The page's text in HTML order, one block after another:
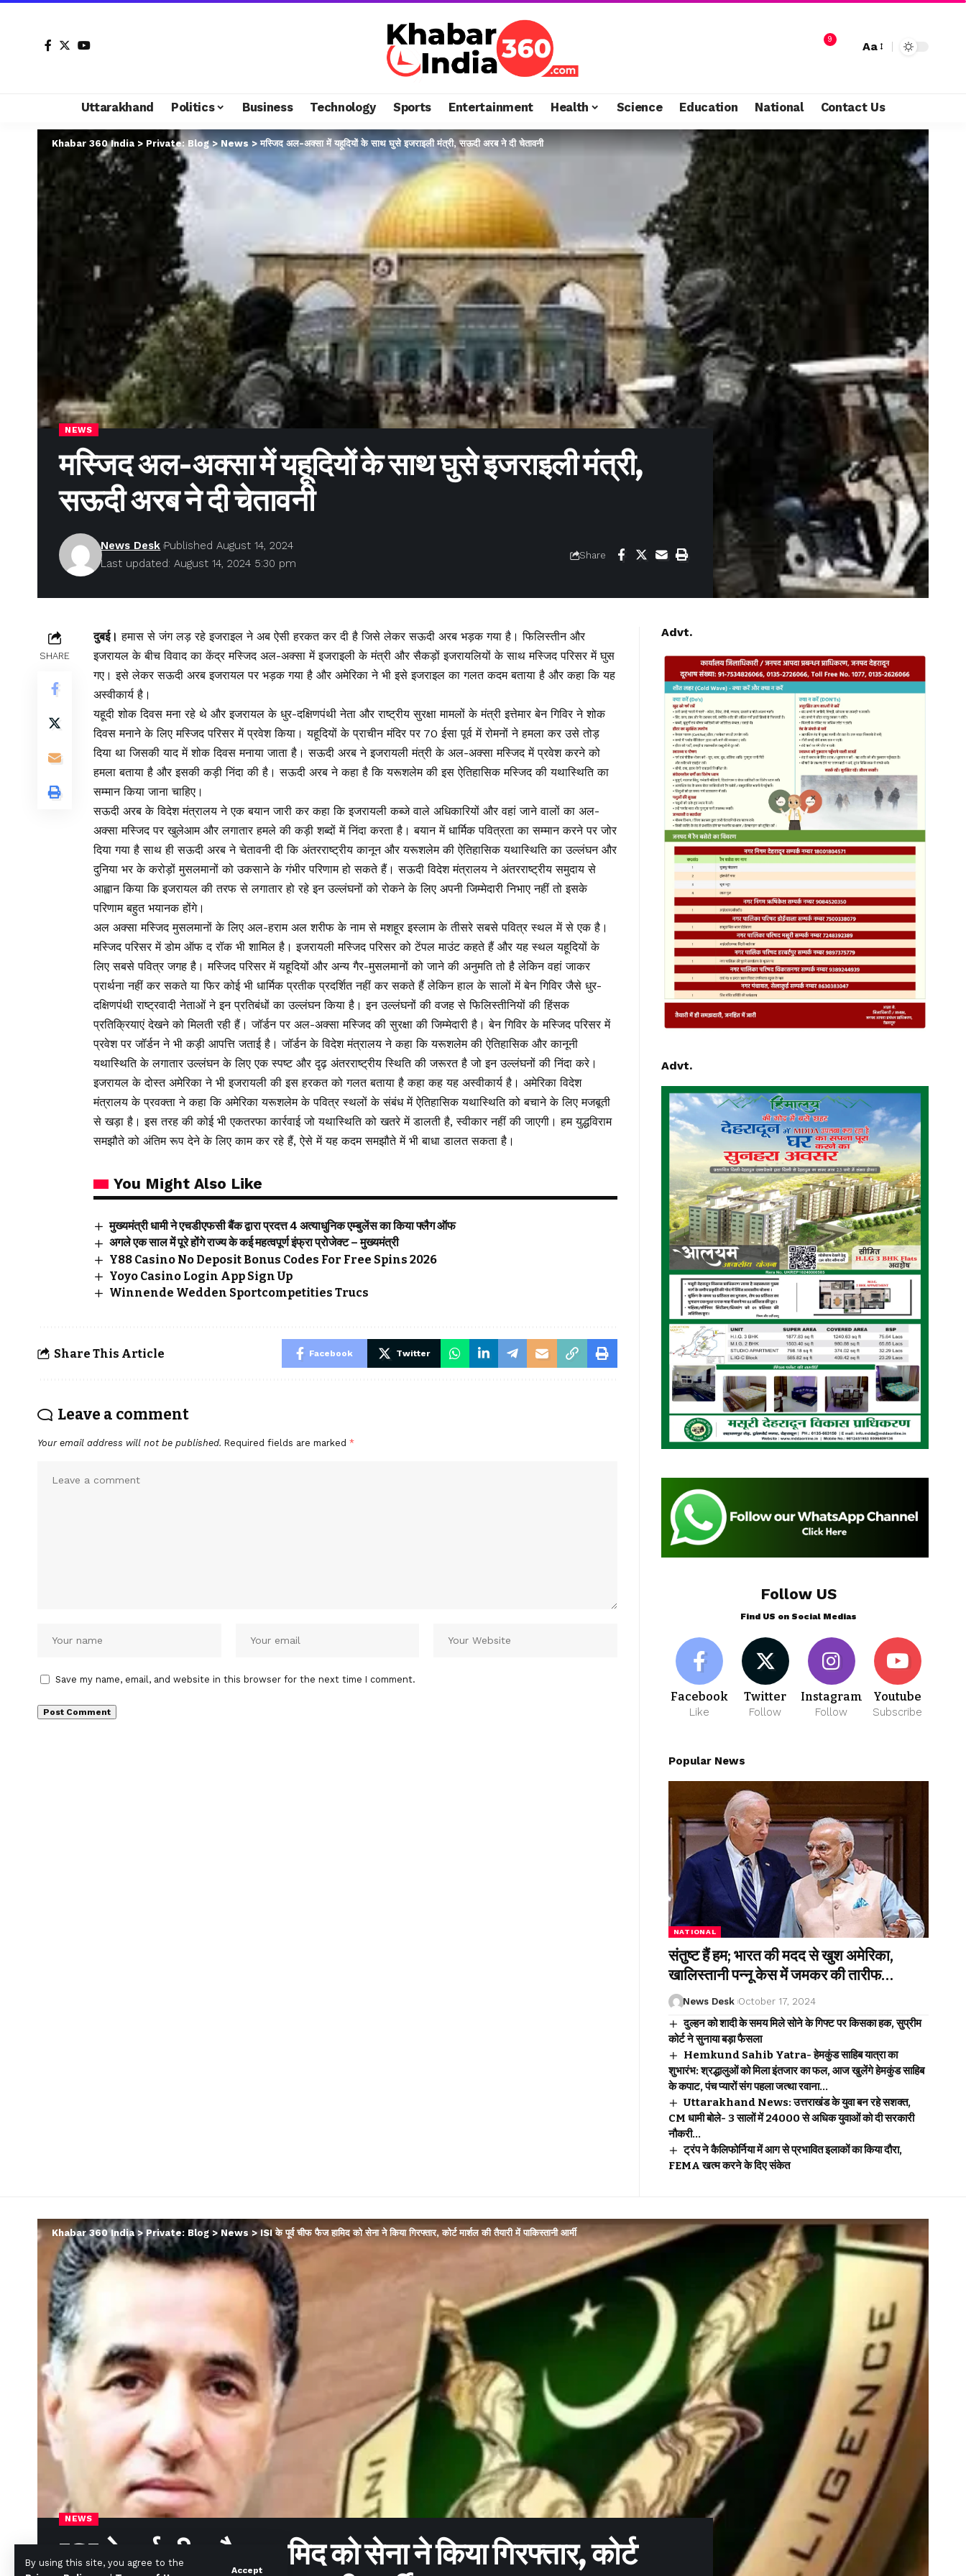
By using this site, you agree to the
Accept
9
Aa
Uttarakhand Politics Business Technology Sports Entertainment Health Science Education National Contact Us
Khabar 360 India > Private: Blog> News> मस्जिद अल-अक्सा में यहूदियों के साथ घुसे इजराइली मंत्री, सऊदी अरब ने दी चेतावनी
NEWS
मस्जिद अल-अक्सा में यहूदियों के साथ घुसे इजराइली मंत्री,
सऊदी अरब ने दी चेतावनी
Last updated: August 14, 2024 5:30 pm
News Desk Published August 14, 2024
Share
SHARE
दुबई।हमास से जंग लड़ रहे इजराइल ने अब ऐसी हरकत कर दी है जिसे लेकर सऊदी अरब भड़क गया है। फिलिस्तीन और
इजरायल के बीच विवाद का केंद्र मस्जिद अल-अक्सा में इजराइली के मंत्री और सैकड़ों इजरायलियों के साथ मस्जिद परिसर में घुस
गए। इसे लेकर सऊदी अरब इजरायल पर भड़क गया है और अमेरिका ने भी इसे इजराइल का गलत कदम बताया है और कहा कि यह
अस्वीकार्य है।
यहूदी शोक दिवस मना रहे थे और इजरायल के धुर-दक्षिणपंथी नेता और राष्ट्रीय सुरक्षा मामलों के मंत्री इत्तेमार बेन गिविर ने शोक
दिवस मनाने के लिए मस्जिद परिसर में प्रवेश किया। यहूदियों के प्राचीन मंदिर पर 70 ईसा पूर्व में रोमनों ने हमला कर उसे तोड़
दिया था जिसकी याद में शोक दिवस मनाया जाता है। सऊदी अरब ने इजरायली मंत्री के अल-अक्सा मस्जिद में प्रवेश करने को
हमला बताया है और इसकी कड़ी निंदा की है। सऊदी अरब ने कहा है कि यरूशलेम की इस ऐतिहासिक मस्जिद की यथास्थिति का
सम्मान किया जाना चाहिए।
सऊदी अरब के विदेश मंत्रालय ने एक बयान जारी कर कहा कि इजरायली कब्जे वाले अधिकारियों और वहां जाने वालों का अल-
अक्सा मस्जिद पर खुलेआम और लगातार हमले की कड़ी शब्दों में निंदा करता है। बयान में धार्मिक पवित्रता का सम्मान करने पर जोर
दिया गया है साथ ही सऊदी अरब ने चेतावनी दी कि अंतरराष्ट्रीय कानून और यरूशलेम की ऐतिहासिक यथास्थिति का उल्लंघन और
दुनिया भर के करोड़ों मुसलमानों को उकसाने के गंभीर परिणाम हो सकते हैं। सऊदी विदेश मंत्रालय ने अंतरराष्ट्रीय समुदाय से
आह्वान किया कि इजरायल की तरफ से लगातार हो रहे इन उल्लंघनों को रोकने के लिए अपनी जिम्मेदारी निभाए नहीं तो इसके
परिणाम बहुत भयानक होंगे।
अल अक्सा मस्जिद मुसलमानों के लिए अल-हराम अल शरीफ के नाम से मशहूर इस्लाम के तीसरे सबसे पवित्र स्थल में से एक है।
मस्जिद परिसर में डोम ऑफ द रॉक भी शामिल है। इजरायली मस्जिद परिसर को टेंपल माउंट कहते हैं और यह स्थल यहूदियों के
लिए सबसे पवित्र जगह है। मस्जिद परिसर में यहूदियों और अन्य गैर-मुसलमानों को जाने की अनुमति तो है लेकिन वहां जाकर
प्रार्थना नहीं कर सकते या फिर कोई भी धार्मिक प्रतीक प्रदर्शित नहीं कर सकते हैं लेकिन हाल के सालों में बेन गिविर जैसे धुर-
दक्षिणपंथी राष्ट्रवादी नेताओं ने इन प्रतिबंधों का उल्लंघन किया है। इन उल्लंघनों की वजह से फिलिस्तीनियों की हिंसक
प्रतिक्रियाएं देखने को मिलती रही हैं। जॉर्डन पर अल-अक्सा मस्जिद की सुरक्षा की जिम्मेदारी है। बेन गिविर के मस्जिद परिसर में
प्रवेश पर जॉर्डन ने भी कड़ी आपत्ति जताई है। जॉर्डन के विदेश मंत्रालय ने कहा कि यरूशलेम की ऐतिहासिक और कानूनी
यथास्थिति के लगातार उल्लंघन के लिए एक स्पष्ट और दृढ़ अंतरराष्ट्रीय स्थिति की जरूरत है जो इन उल्लंघनों की निंदा करे।
इजरायल के दोस्त अमेरिका ने भी इजरायली की इस हरकत को गलत बताया है कहा कह यह अस्वीकार्य है। अमेरिका विदेश
मंत्रालय के प्रवक्ता ने कहा कि अमेरिका यरूशलेम के पवित्र स्थलों के संबंध में ऐतिहासिक यथास्थिति को बचाने के लिए मजबूती
से खड़ा है। इस तरह की कोई भी एकतरफा कार्रवाई जो यथास्थिति को खतरे में डालती है, स्वीकार नहीं की जाएगी। हम युद्धविराम
समझौते को अंतिम रूप देने के लिए काम कर रहे हैं, ऐसे में यह कदम समझौते में भी बाधा डालत सकता है।
You Might Also Like
मुख्यमंत्री धामी ने एचडीएफसी बैंक द्वारा प्रदत्त 4 अत्याधुनिक एम्बुलेंस का किया फ्लैग ऑफ
अगले एक साल में पूरे होंगे राज्य के कई महत्वपूर्ण इंफ्रा प्रोजेक्ट – मुख्यमंत्री
Y88 Casino No Deposit Bonus Codes For Free Spins 2026
Yoyo Casino Login App Sign Up
Winnende Wedden Sportcompetities Trucs
Share This Article Facebook Twitter
Leave a comment
Your email address will not be published. Required fields are marked *
Save my name, email, and website in this browser for the next time I comment.
Advt.
Advt.
Follow US
Find US on Social Medias
Facebook
Like
Twitter
Follow
Instagram
Follow
Youtube
Subscribe
Popular News
NATIONAL
संतुष्ट हैं हम; भारत की मदद से खुश अमेरिका,
खालिस्तानी पन्नू केस में जमकर की तारीफ…
News Desk October 17, 2024
दुल्‍हन को शादी के समय मिले सोने के गिफ्ट पर किसका हक, सुप्रीम
कोर्ट ने सुनाया बड़ा फैसला
Hemkund Sahib Yatra- हेमकुंड साहिब यात्रा का
शुभारंभ: श्रद्धालुओं को मिला इंतजार का फल, आज खुलेंगे हेमकुंड साहिब
के कपाट, पंच प्यारों संग पहला जत्था रवाना…
Uttarakhand News: उत्तराखंड के युवा बन रहे सशक्त,
CM धामी बोले- 3 सालों में 24000 से अधिक युवाओं को दी सरकारी
नौकरी…
ट्रंप ने कैलिफोर्निया में आग से प्रभावित इलाकों का किया दौरा,
FEMA खत्म करने के दिए संकेत
Khabar 360 India>Private: Blog >News >ISI के पूर्व चीफ फैज हामिद को सेना ने किया गिरफ्तार, कोर्ट मार्शल की तैयारी में पाकिस्तानी आर्मी
NEWS
ISI के पूर्व चीफ फैज हामिद को सेना ने किया गिरफ्तार, कोर्ट